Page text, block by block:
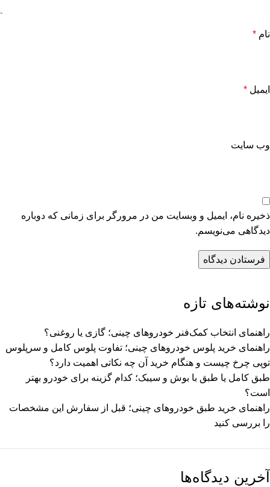
نام *
ایمیل *
وب‌ سایت
ذخیره نام، ایمیل و وبسایت من در مرورگر برای زمانی که دوباره
دیدگاهی می‌نویسم.
نوشته‌های تازه
راهنمای انتخاب کمک‌فنر خودروهای چینی؛ گازی یا روغنی؟
راهنمای خرید پلوس خودروهای چینی؛ تفاوت پلوس کامل و سرپلوس
توپی چرخ چیست و هنگام خرید آن چه نکاتی اهمیت دارد؟
طبق کامل یا طبق با بوش و سیبک؛ کدام گزینه برای خودرو بهتر
است؟
راهنمای خرید طبق خودروهای چینی؛ قبل از سفارش این مشخصات
را بررسی کنید
آخرین دیدگاه‌ها